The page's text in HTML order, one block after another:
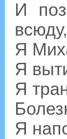
И
Я
Я
Я
Я